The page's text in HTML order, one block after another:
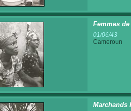
Femmes
01/06/43
Cameroun
Marchands